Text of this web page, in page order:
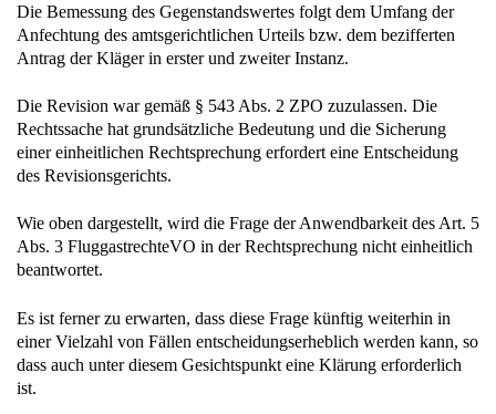
Die Bemessung des Gegenstandswertes folgt dem Umfang der
Anfechtung des amtsgerichtlichen Urteils bzw. dem bezifferten
Antrag der Kläger in erster und zweiter Instanz.
Die Revision war gemäß § 543 Abs. 2 ZPO zuzulassen. Die
Rechtssache hat grundsätzliche Bedeutung und die Sicherung
einer einheitlichen Rechtsprechung erfordert eine Entscheidung
des Revisionsgerichts.
Wie oben dargestellt, wird die Frage der Anwendbarkeit des Art. 5
Abs. 3 FluggastrechteVO in der Rechtsprechung nicht einheitlich
beantwortet.
Es ist ferner zu erwarten, dass diese Frage künftig weiterhin in
einer Vielzahl von Fällen entscheidungserheblich werden kann, so
dass auch unter diesem Gesichtspunkt eine Klärung erforderlich
ist.